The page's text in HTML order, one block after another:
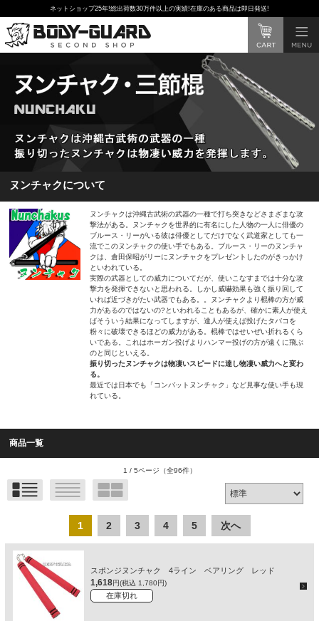
ネットショップ25年!総出荷数30万件以上の実績!在庫のある商品は即日発送!
ヌンチャクについて
ヌンチャクは沖縄古武術の武器の一種で打ち突きなどさまざまな攻
撃法がある。ヌンチャクを世界的に有名にした人物の一人に俳優の
ブルース・リーがいる彼は俳優としてだけでなく武道家としても一
流でこのヌンチャクの使い手でもある。ブルース・リーのヌンチャ
クは、倉田保昭がリーにヌンチャクをプレゼントしたのがきっかけ
といわれている。
実際の武器としての威力についてだが、使いこなすまでは十分な攻
撃力を発揮できないと思われる。しかし威嚇効果も強く振り回して
いれば近づきがたい武器でもある。。ヌンチャクより棍棒の方が威
力があるのではないの?といわれることもあるが、確かに素人が使え
ばそういう結果になってしますが、達人が使えば投げたタバコを
粉々に破壊できるほどの威力がある。棍棒ではせいぜい折れるくら
いである。これはホーガン投げよりハンマー投げの方が遠くに飛ぶ
のと同じといえる。
振り切ったヌンチャクは物凄いスピードに達し物凄い威力へと変わ
る。
最近では日本でも「コンバットヌンチャク」など見事な使い手も現
れている。
商品一覧
1 / 5ページ （全96件）
1 2 3 4 5 次へ
スポンジヌンチャク 4ライン ベアリング レッド
1,618円(税込 1,780円)
在庫切れ